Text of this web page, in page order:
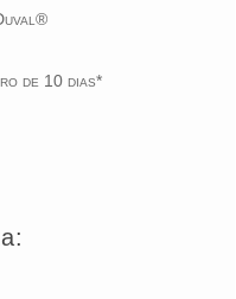
de 10 dias*